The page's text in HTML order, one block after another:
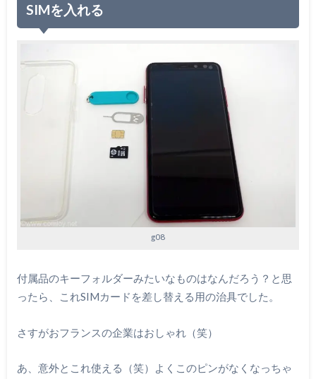
SIMを入れる
g08
付属品のキーフォルダーみたいなものはなんだろう？と思
ったら、これSIMカードを差し替える用の治具でした。
さすがおフランスの企業はおしゃれ（笑）
あ、意外とこれ使える（笑）よくこのピンがなくなっちゃ